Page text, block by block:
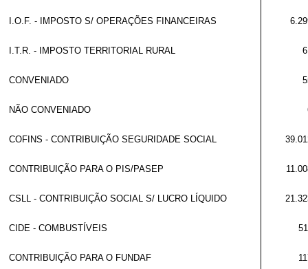
I.O.F. - IMPOSTO S/ OPERAÇÕES FINANCEIRAS
I.T.R. - IMPOSTO TERRITORIAL RURAL
CONVENIADO
NÃO CONVENIADO
COFINS - CONTRIBUIÇÃO SEGURIDADE SOCIAL
CONTRIBUIÇÃO PARA O PIS/PASEP
CSLL - CONTRIBUIÇÃO SOCIAL S/ LUCRO LÍQUIDO
CIDE - COMBUSTÍVEIS
CONTRIBUIÇÃO PARA O FUNDAF